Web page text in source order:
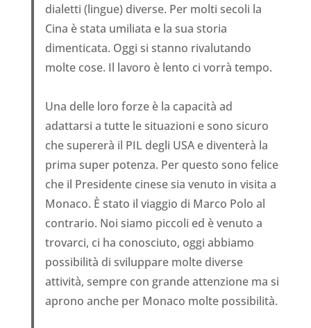
dialetti (lingue) diverse. Per molti secoli la
Cina è stata umiliata e la sua storia
dimenticata. Oggi si stanno rivalutando
molte cose. Il lavoro è lento ci vorrà tempo.
Una delle loro forze è la capacità ad
adattarsi a tutte le situazioni e sono sicuro
che supererà il PIL degli USA e diventerà la
prima super potenza. Per questo sono felice
che il Presidente cinese sia venuto in visita a
Monaco. È stato il viaggio di Marco Polo al
contrario. Noi siamo piccoli ed è venuto a
trovarci, ci ha conosciuto, oggi abbiamo
possibilità di sviluppare molte diverse
attività, sempre con grande attenzione ma si
aprono anche per Monaco molte possibilità.